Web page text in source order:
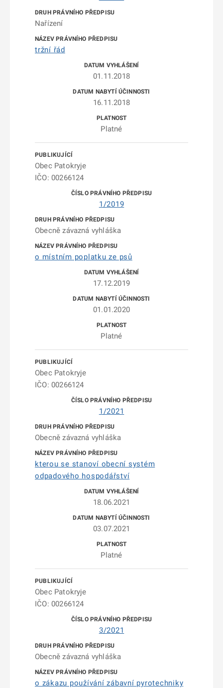
Nařízení
tržní řád
01.11.2018
16.11.2018
Platné
Obec Patokryje
IČO: 00266124
1/2019
Obecně závazná vyhláška
o místním poplatku ze psů
17.12.2019
01.01.2020
Platné
Obec Patokryje
IČO: 00266124
1/2021
Obecně závazná vyhláška
kterou se stanoví obecní systém
odpadového hospodářství
18.06.2021
03.07.2021
Platné
Obec Patokryje
IČO: 00266124
3/2021
Obecně závazná vyhláška
o zákazu používání zábavní pyrotechniky